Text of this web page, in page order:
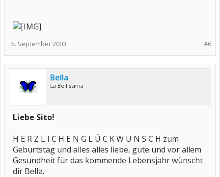
#6
5. September 2003
Bella
La Bellissima
Liebe Sito!
H E R Z L I C H E N G L Ü C K W U N S C H zum
Geburtstag und alles alles liebe, gute und vor allem
Gesundheit für das kommende Lebensjahr wünscht
dir Bella.